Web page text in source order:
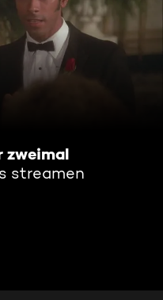
zweimal
streamen